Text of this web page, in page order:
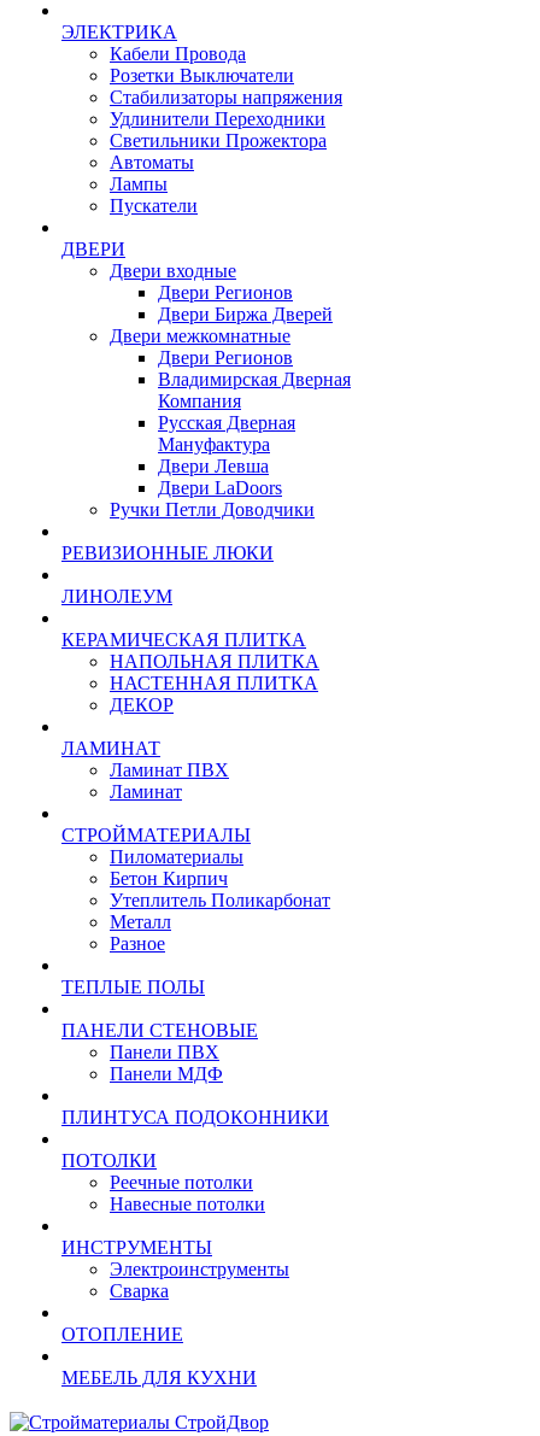
ЭЛЕКТРИКА
Кабели Провода
Розетки Выключатели
Стабилизаторы напряжения
Удлинители Переходники
Светильники Прожектора
Автоматы
Лампы
Пускатели
ДВЕРИ
Двери входные
Двери Регионов
Двери Биржа Дверей
Двери межкомнатные
Двери Регионов
Владимирская Дверная
Компания
Русская Дверная
Мануфактура
Двери Левша
Двери LaDoors
Ручки Петли Доводчики
РЕВИЗИОННЫЕ ЛЮКИ
ЛИНОЛЕУМ
КЕРАМИЧЕСКАЯ ПЛИТКА
НАПОЛЬНАЯ ПЛИТКА
НАСТЕННАЯ ПЛИТКА
ДЕКОР
ЛАМИНАТ
Ламинат ПВХ
Ламинат
СТРОЙМАТЕРИАЛЫ
Пиломатериалы
Бетон Кирпич
Утеплитель Поликарбонат
Металл
Разное
ТЕПЛЫЕ ПОЛЫ
ПАНЕЛИ СТЕНОВЫЕ
Панели ПВХ
Панели МДФ
ПЛИНТУСА ПОДОКОННИКИ
ПОТОЛКИ
Реечные потолки
Навесные потолки
ИНСТРУМЕНТЫ
Электроинструменты
Сварка
ОТОПЛЕНИЕ
МЕБЕЛЬ ДЛЯ КУХНИ